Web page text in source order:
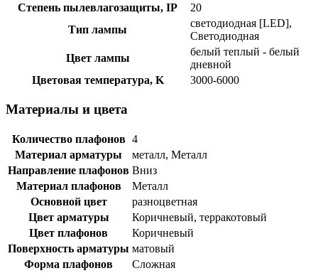
Степень пылевлагозащиты, IP
20
Тип лампы
светодиодная [LED],
Светодиодная
Цвет лампы
белый теплый - белый
дневной
Цветовая температура, K
3000-6000
Материалы и цвета
Количество плафонов 4
Материал арматуры
металл, Металл
Направление плафонов Вниз
Материал плафонов
Металл
Основной цвет
разноцветная
Цвет арматуры
Коричневый, терракотовый
Цвет плафонов
Коричневый
Поверхность арматуры матовый
Форма плафонов
Сложная